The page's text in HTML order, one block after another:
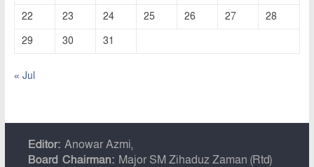
22
23 24 25 26 27
28
29
30 31
« Jul
Editor: Anowar Azmi,
Board Chairman: Major SM Zihaduz Zaman (Rtd)